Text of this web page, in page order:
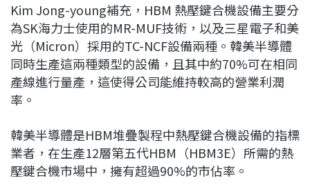
Kim Jong-young補充，HBM 熱壓鍵合機設備主要分
為SK海力士使用的MR-MUF技術，以及三星電子和美
光（Micron）採用的TC-NCF設備兩種。韓美半導體
同時生產這兩種類型的設備，且其中約70%可在相同
產線進行量產，這使得公司能維持較高的營業利潤
率。
韓美半導體是HBM堆疊製程中熱壓鍵合機設備的指標
業者，在生產12層第五代HBM（HBM3E）所需的熱
壓鍵合機市場中，擁有超過90%的市佔率。